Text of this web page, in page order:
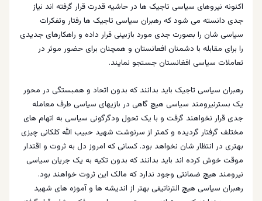
اکنونه نیروهای سیاسی تاجیک ها در حاشیه قدرت قرار گرفته اند نیاز
جدی دانسته می شود که رهبران سیاسی تاجیک ها رفتار وتفکرات
سیاسی شان را بصورت جدی مورد بازبینی قرار داده و راهکارهای جدیدی
را برای مقابله با دشمنان افعانستان و همچنان برای حضور موثر در
تعاملات سیاسی افغانستان جستجو نمایند.
رهبران سیاسی تاجیک باید بدانند که بدون اتحاد و همبستگی در محور
یک بسترنیرومند سیاسی هیچ گاهی در بازیهای سیاسی طرف معامله
جدی قرار نخواهند گرفت و با یک تحول ودگرگونی سیاسی به اتهام های
مختلف گرفتار گردیده و کمتر از سرنوشت شهید حبیب الله کلکانی چیزی
بهتری در انتظار شان نخواهد بود. کسانی که امروز دل به ثروت و اقتدار
موقت خوش کرده اند باید بدانند که بدون تکیه به یک جریان سیاسی
نیرومند هیچ ضمانتی وجود ندارد که مالک این ثروت خواهند بود.
رهبران سیاسی هیچ الترناتیفی بهتر از اندیشه ها و آموزه های شهید